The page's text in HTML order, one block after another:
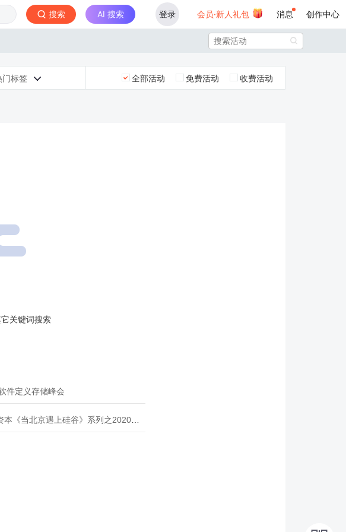
搜索 AI 搜索 登录 会员·新人礼包 消息 创作中心

门标签  全部活动 免费活动 收费活动
关键词搜索
件定义存储峰会
《当北京遇上硅谷》系列之2020年度开源峰会